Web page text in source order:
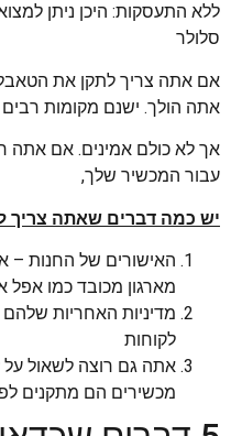
ללא התעסקות: היכן ניתן
סלולר
אם אתה צריך לתקן את
אתה הולך. ישנם מקומות רבים
אך לא כולם אמינים. אם אתה
עבור המכשיר שלך,
יש כמה דברים שאתה צריך
האישורים של החנות –
מארגון מכובד כמו אפל
מדיניות האחריות
לקוחות
אתה גם רוצה לשאול
מכשירים הם מתקנים